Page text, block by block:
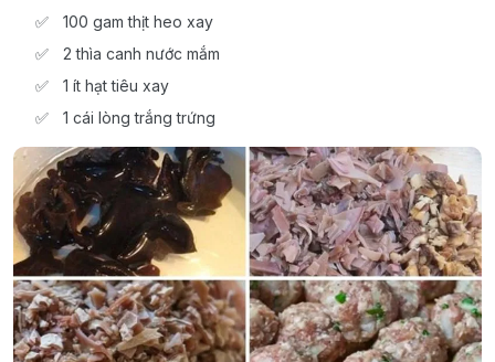
100 gam thịt heo xay
2 thìa canh nước mắm
1 ít hạt tiêu xay
1 cái lòng trắng trứng